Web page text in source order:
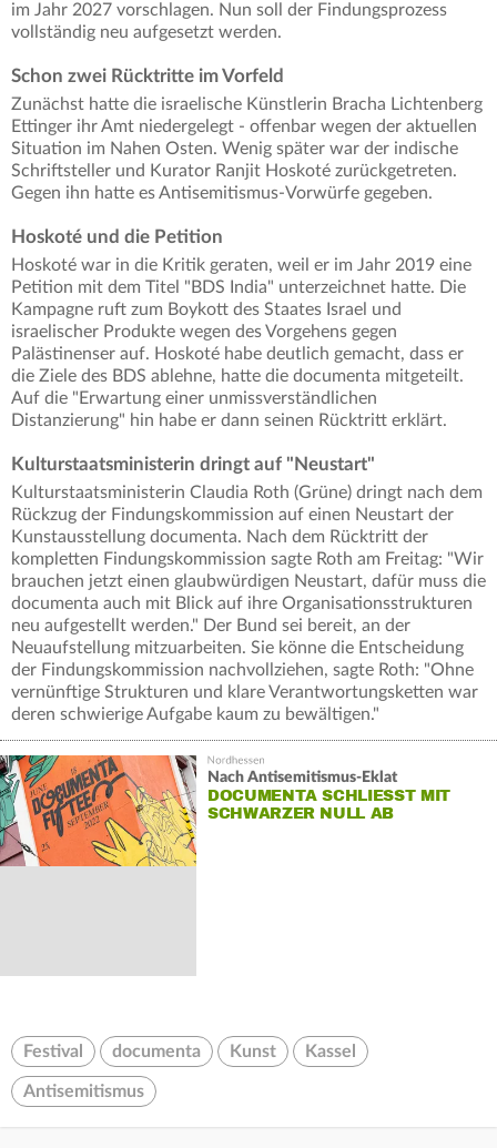
im Jahr 2027 vorschlagen. Nun soll der Findungsprozess
vollständig neu aufgesetzt werden.
Schon zwei Rücktritte im Vorfeld
Zunächst hatte die israelische Künstlerin Bracha Lichtenberg
Ettinger ihr Amt niedergelegt - offenbar wegen der aktuellen
Situation im Nahen Osten. Wenig später war der indische
Schriftsteller und Kurator Ranjit Hoskoté zurückgetreten.
Gegen ihn hatte es Antisemitismus-Vorwürfe gegeben.
Hoskoté und die Petition
Hoskoté war in die Kritik geraten, weil er im Jahr 2019 eine
Petition mit dem Titel "BDS India" unterzeichnet hatte. Die
Kampagne ruft zum Boykott des Staates Israel und
israelischer Produkte wegen des Vorgehens gegen
Palästinenser auf. Hoskoté habe deutlich gemacht, dass er
die Ziele des BDS ablehne, hatte die documenta mitgeteilt.
Auf die "Erwartung einer unmissverständlichen
Distanzierung" hin habe er dann seinen Rücktritt erklärt.
Kulturstaatsministerin dringt auf "Neustart"
Kulturstaatsministerin Claudia Roth (Grüne) dringt nach dem
Rückzug der Findungskommission auf einen Neustart der
Kunstausstellung documenta. Nach dem Rücktritt der
kompletten Findungskommission sagte Roth am Freitag: "Wir
brauchen jetzt einen glaubwürdigen Neustart, dafür muss die
documenta auch mit Blick auf ihre Organisationsstrukturen
neu aufgestellt werden." Der Bund sei bereit, an der
Neuaufstellung mitzuarbeiten. Sie könne die Entscheidung
der Findungskommission nachvollziehen, sagte Roth: "Ohne
vernünftige Strukturen und klare Verantwortungsketten war
deren schwierige Aufgabe kaum zu bewältigen."
Nach Antisemitismus-Eklat
DOCUMENTA SCHLIESST MIT S
CHWARZER NULL AB
Festival documenta Kunst Kassel
Antisemitismus